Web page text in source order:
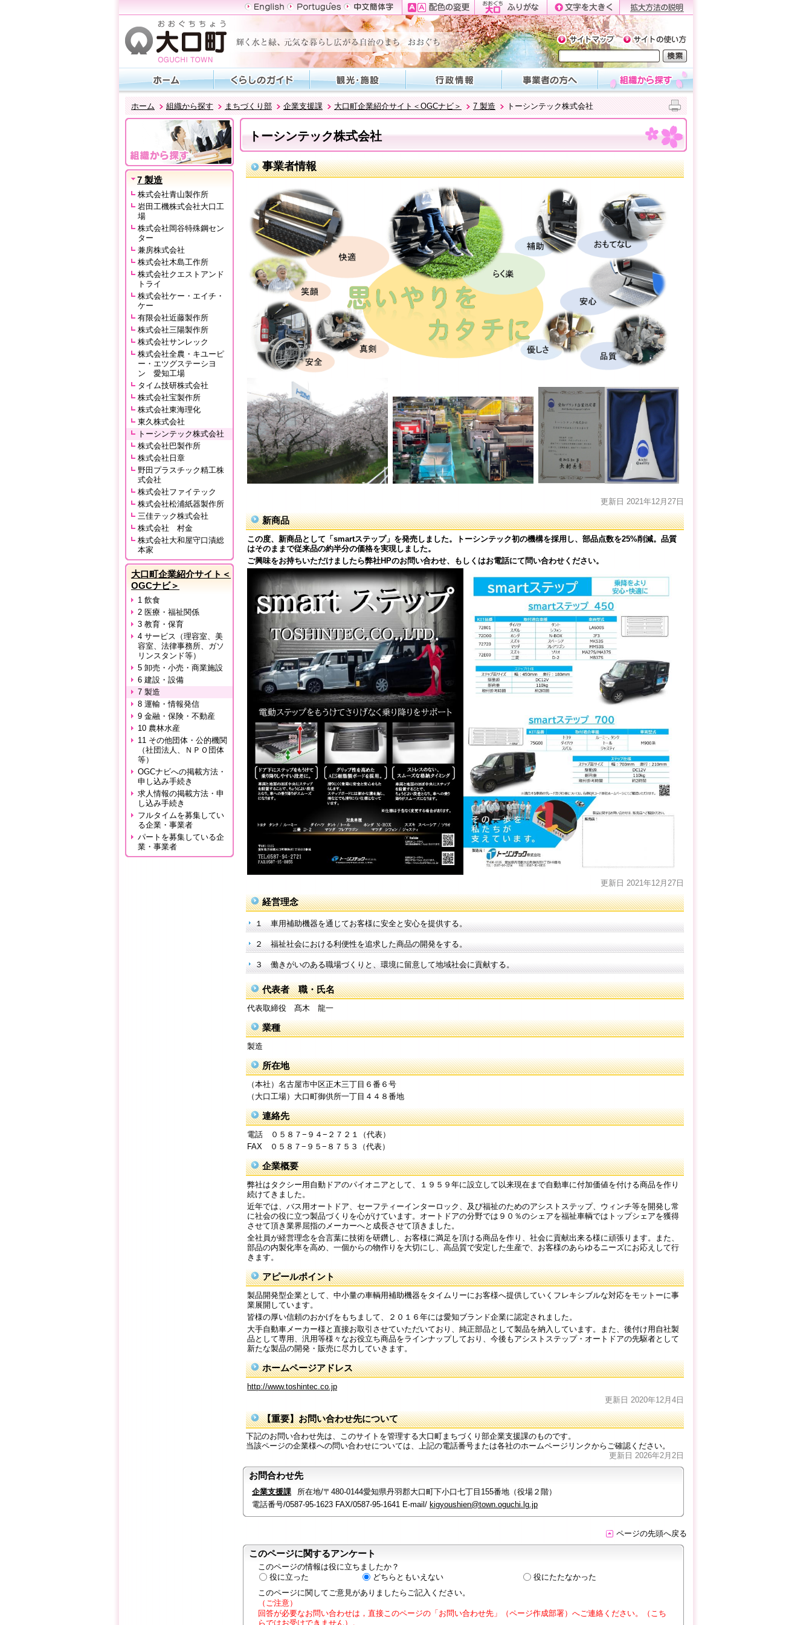
ホーム 組織から探す まちづくり部 企業支援課 大口町企業紹介サイト＜OGCナビ＞ 7 製造 トーシンテック株式会社
7 製造
株式会社青山製作所
岩田工機株式会社大口工
場
株式会社岡谷特殊鋼セン
ター
兼房株式会社
株式会社木島工作所
株式会社クエストアンド
トライ
株式会社ケー・エイチ・
ケー
有限会社近藤製作所
株式会社三陽製作所
株式会社サンレック
株式会社全農・キユーピ
ー・エツグステーシヨ
ン 愛知工場
タイム技研株式会社
株式会社宝製作所
株式会社東海理化
東久株式会社
トーシンテック株式会社
株式会社巴製作所
株式会社日章
野田プラスチック精工株
式会社
株式会社ファイテック
株式会社松浦紙器製作所
三佳テック株式会社
株式会社 村金
株式会社大和屋守口漬総
本家
大口町企業紹介サイト＜
OGCナビ＞
1 飲食
2 医療・福祉関係
3 教育・保育
4 サービス（理容室、美
容室、法律事務所、ガソ
リンスタンド等）
5 卸売・小売・商業施設
6 建設・設備
7 製造
8 運輸・情報発信
9 金融・保険・不動産
10 農林水産
11 その他団体・公的機関
（社団法人、ＮＰＯ団体
等）
OGCナビへの掲載方法・
申し込み手続き
求人情報の掲載方法・申
し込み手続き
フルタイムを募集してい
る企業・事業者
パートを募集している企
業・事業者
トーシンテック株式会社
事業者情報
更新日 2021年12月27日
新商品
この度、新商品として「smartステップ」を発売しました。トーシンテック初の機構を採用し、部品点数を25%削減。品質
はそのままで従来品の約半分の価格を実現しました。
ご興味をお持ちいただけましたら弊社HPのお問い合わせ、もしくはお電話にて問い合わせください。
更新日 2021年12月27日
経営理念
１ 車用補助機器を通じてお客様に安全と安心を提供する。
２ 福祉社会における利便性を追求した商品の開発をする。
３ 働きがいのある職場づくりと、環境に留意して地域社会に貢献する。
代表者 職・氏名
代表取締役 髙木 龍一
業種
製造
所在地
（本社）名古屋市中区正木三丁目６番６号
（大口工場）大口町御供所一丁目４４８番地
連絡先
電話 ０５８７−９４−２７２１（代表）
FAX ０５８７−９５−８７５３（代表）
企業概要
弊社はタクシー用自動ドアのパイオニアとして、１９５９年に設立して以来現在まで自動車に付加価値を付ける商品を作り
続けてきました。
近年では、バス用オートドア、セーフティーインターロック、及び福祉のためのアシストステップ、ウィンチ等を開発し常
に社会の役に立つ製品づくりを心がけています。オートドアの分野では９０％のシェアを福祉車輌ではトップシェアを獲得
させて頂き業界屈指のメーカーへと成長させて頂きました。
全社員が経営理念を合言葉に技術を研鑽し、お客様に満足を頂ける商品を作り、社会に貢献出来る様に頑張ります。また、
部品の内製化率を高め、一個からの物作りを大切にし、高品質で安定した生産で、お客様のあらゆるニーズにお応えして行
きます。
アピールポイント
製品開発型企業として、中小量の車輌用補助機器をタイムリーにお客様へ提供していくフレキシブルな対応をモットーに事
業展開しています。
皆様の厚い信頼のおかげをもちまして、２０１６年には愛知ブランド企業に認定されました。
大手自動車メーカー様と直接お取引させていただいており、純正部品として製品を納入しています。また、後付け用自社製
品として専用、汎用等様々なお役立ち商品をラインナップしており、今後もアシストステップ・オートドアの先駆者として
新たな製品の開発・販売に尽力していきます。
ホームページアドレス
http://www.toshintec.co.jp
更新日 2020年12月4日
【重要】お問い合わせ先について
下記のお問い合わせ先は、このサイトを管理する大口町まちづくり部企業支援課のものです。
当該ページの企業様への問い合わせについては、上記の電話番号または各社のホームページリンクからご確認ください。
更新日 2026年2月2日
お問合わせ先
企業支援課
所在地/〒480-0144愛知県丹羽郡大口町下小口七丁目155番地（役場２階）
電話番号/0587-95-1623 FAX/0587-95-1641 E-mail/ kigyoushien@town.oguchi.lg.jp
ページの先頭へ戻る
このページに関するアンケート
このページの情報は役に立ちましたか？
役に立った
どちらともいえない
役にたたなかった
このページに関してご意見がありましたらご記入ください。
（ご注意）
回答が必要なお問い合わせは，直接このページの「お問い合わせ先」（ページ作成部署）へご連絡ください。（こち
らではお受けできません）。